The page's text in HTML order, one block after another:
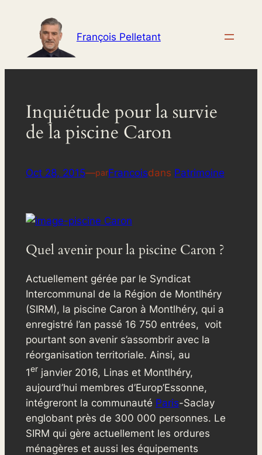
contenu
François Pelletant
Inquiétude pour la survie
de la piscine Caron
Oct 28, 2015—parFrancoisdans Patrimoine
Quel avenir pour la piscine Caron ?
Actuellement gérée par le Syndicat
Intercommunal de la Région de Montlhéry
(SIRM), la piscine Caron à Montlhéry, qui a
enregistré l’an passé 16 750 entrées, voit
pourtant son avenir s’assombrir avec la
réorganisation territoriale. Ainsi, au
1erjanvier 2016, Linas et Montlhéry,
aujourd’hui membres d’Europ’Essonne,
intégreront la communauté Paris-Saclay
englobant près de 300 000 personnes. Le
SIRM qui gère actuellement les ordures
ménagères et aussi les équipements